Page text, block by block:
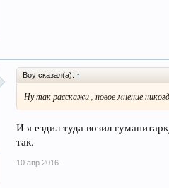
Boy сказал(а): ↑
Ну так расскажи , новое мнение
И я ездил туда возил
так.
10 апр 2016